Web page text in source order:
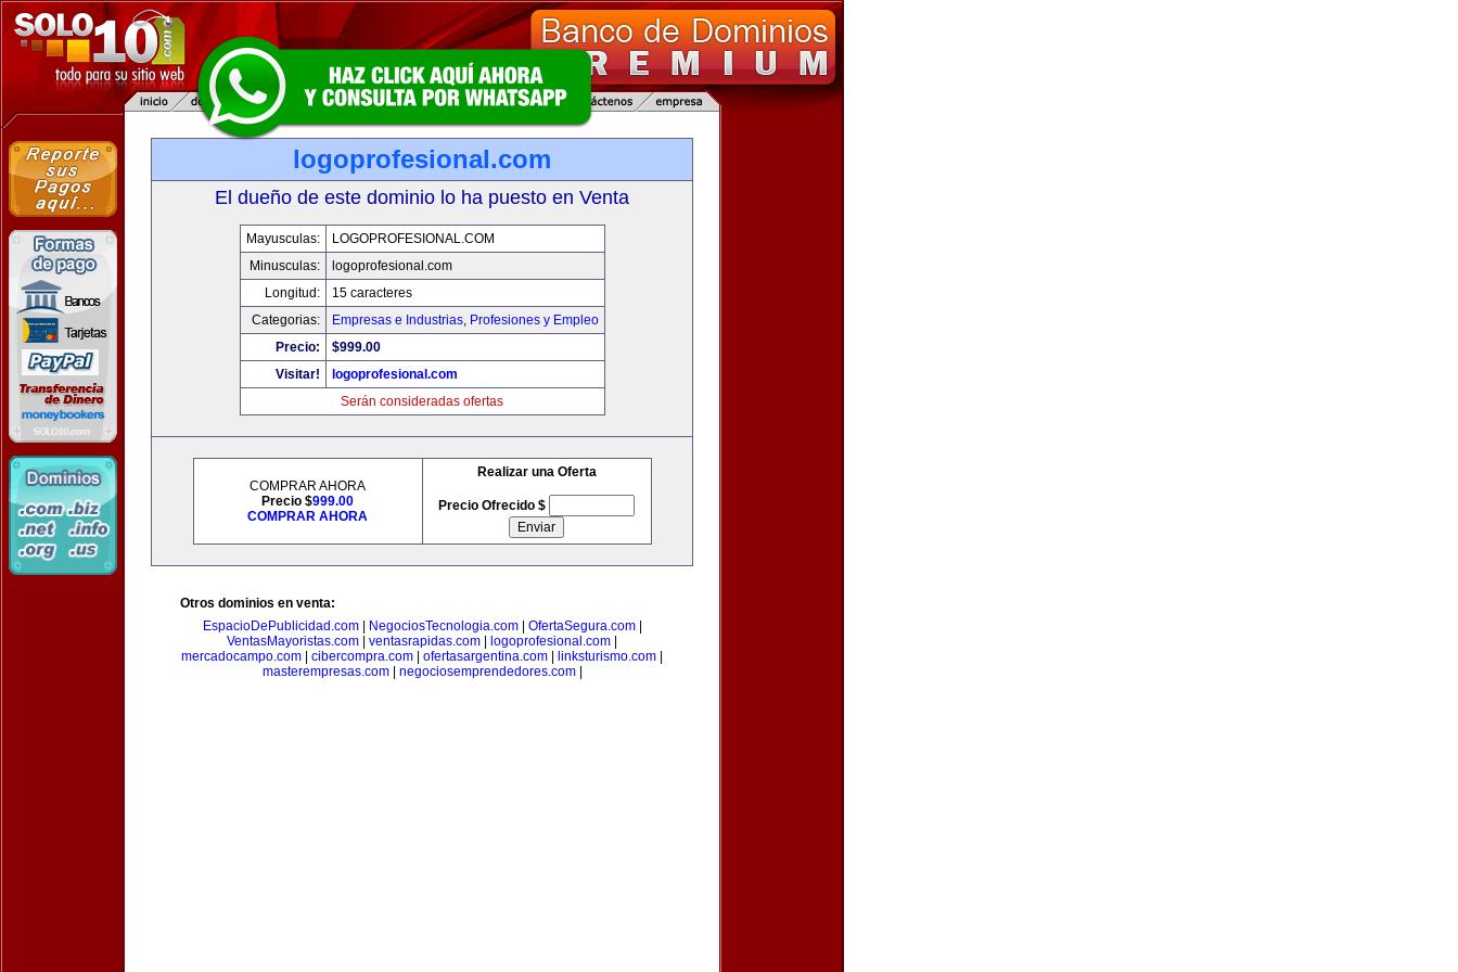
logoprofesional.com
El dueño de este dominio lo ha puesto en Venta
Mayusculas:
LOGOPROFESIONAL.COM
Minusculas:
logoprofesional.com
Longitud:
15 caracteres
Categorias:
Empresas e Industrias, Profesiones y Empleo
Precio:
$999.00
Visitar!
logoprofesional.com
Serán consideradas ofertas
COMPRAR AHORA
Precio $999.00
COMPRAR AHORA
Realizar una Oferta
Precio Ofrecido $
Otros dominios en venta:
EspacioDePublicidad.com| NegociosTecnologia.com| OfertaSegura.com|
VentasMayoristas.com
ventasrapidas.com logoprofesional.com
mercadocampo.com
cibercompra.com ofertasargentina.com linksturismo.com
masterempresas.com| negociosemprendedores.com|